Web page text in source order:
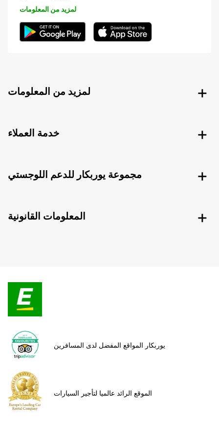
لمزيد من المعلومات
لمزيد من المعلومات
خدمة العملاء
مجموعة يوربكار للدعم اللوجستي
المعلومات القانونية
يوربكار المواقع المفضل لدى المسافرين
الموقع الرائد عالميا لتأجير السيارات